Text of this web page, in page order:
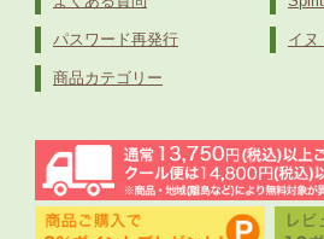
パスワード再発行
商品カテゴリー
イヌ